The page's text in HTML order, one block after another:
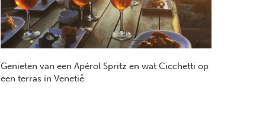
Genieten van een Apérol Spritz en wat Cicchetti op
een terras in Venetië